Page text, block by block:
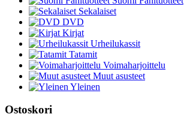
Sekalaiset
DVD
Kirjat
Urheilukassit
Tatamit
Voimaharjoittelu
Muut asusteet
Yleinen
Ostoskori